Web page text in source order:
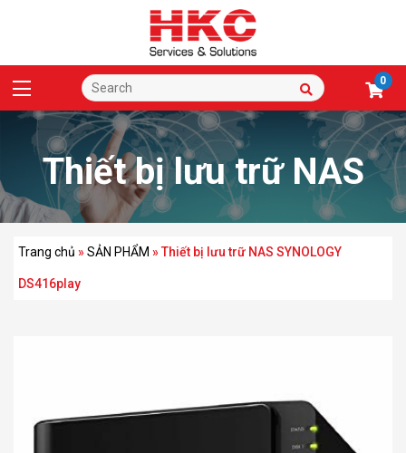
0
Thiết bị lưu trữ NAS
SYNOLOGY DS416play
Trang chủ »SẢN PHẨM »Thiết bị lưu trữ NAS SYNOLOGY
DS416play